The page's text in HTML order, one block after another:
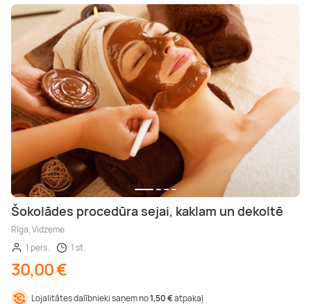
Šokolādes procedūra sejai, kaklam un dekoltē
Rīga, Vidzeme
1 pers.
1 st.
30,00 €
Lojalitātes dalībnieki saņem no1,50 €atpakaļ